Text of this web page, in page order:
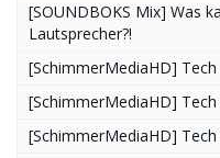
[SOUNDBOKS Mix] Was
Lautsprecher?!
[SchimmerMediaHD]
[SchimmerMediaHD]
[SchimmerMediaHD]